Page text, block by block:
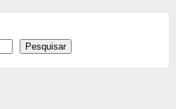
Pesquisar